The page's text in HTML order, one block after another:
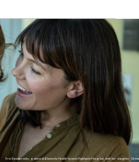
Erin Eastabrooks, patient at Alameda Health System-Highland Hospital, with her daughter, Greta